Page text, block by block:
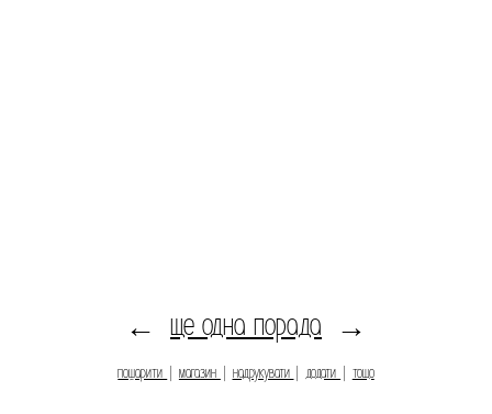
← ще одна порада →
пошарити магазин надрукувати додати тощо